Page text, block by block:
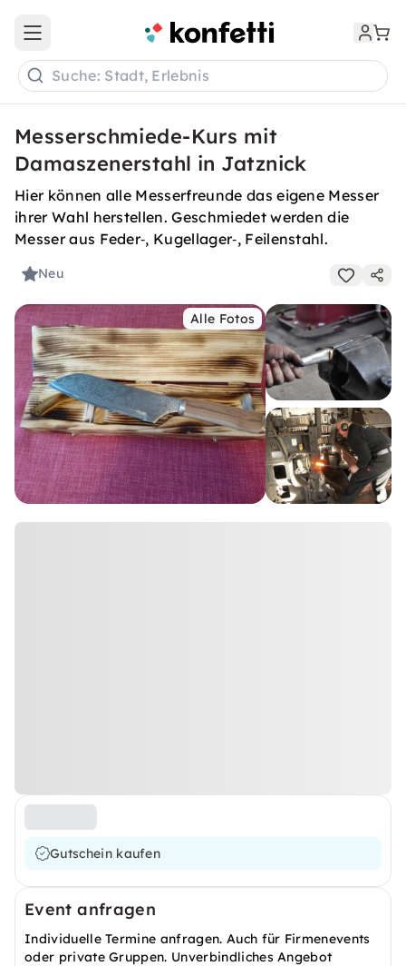
Open main menu
Suche: Stadt, Erlebnis
Messerschmiede-Kurs mit
Damaszenerstahl in Jatznick
Hier können alle Messerfreunde das eigene Messer
ihrer Wahl herstellen. Geschmiedet werden die
Messer aus Feder‑, Kugellager‑, Feilenstahl.
Neu
Alle Fotos
Gutschein kaufen
Event anfragen
Individuelle Termine anfragen. Auch für Firmenevents
oder private Gruppen. Unverbindliches Angebot